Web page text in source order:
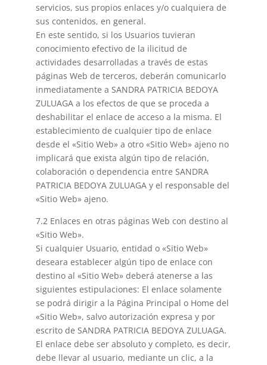
servicios, sus propios enlaces y/o cualquiera de
sus contenidos, en general.
En este sentido, si los Usuarios tuvieran
conocimiento efectivo de la ilicitud de
actividades desarrolladas a través de estas
páginas Web de terceros, deberán comunicarlo
inmediatamente a SANDRA PATRICIA BEDOYA
ZULUAGA a los efectos de que se proceda a
deshabilitar el enlace de acceso a la misma. El
establecimiento de cualquier tipo de enlace
desde el «Sitio Web» a otro «Sitio Web» ajeno no
implicará que exista algún tipo de relación,
colaboración o dependencia entre SANDRA
PATRICIA BEDOYA ZULUAGA y el responsable del
«Sitio Web» ajeno.
7.2 Enlaces en otras páginas Web con destino al
«Sitio Web».
Si cualquier Usuario, entidad o «Sitio Web»
deseara establecer algún tipo de enlace con
destino al «Sitio Web» deberá atenerse a las
siguientes estipulaciones: El enlace solamente
se podrá dirigir a la Página Principal o Home del
«Sitio Web», salvo autorización expresa y por
escrito de SANDRA PATRICIA BEDOYA ZULUAGA.
El enlace debe ser absoluto y completo, es decir,
debe llevar al usuario, mediante un clic, a la